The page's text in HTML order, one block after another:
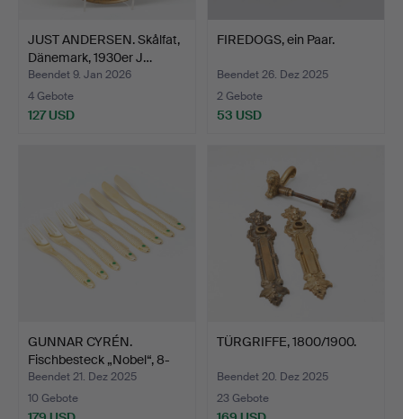
JUST ANDERSEN. Skålfat,
Dänemark, 1930er J…
Beendet 9. Jan 2026
4 Gebote
127 USD
FIREDOGS, ein Paar.
Beendet 26. Dez 2025
2 Gebote
53 USD
GUNNAR CYRÉN.
Fischbesteck „Nobel“, 8-
teil…
Beendet 21. Dez 2025
10 Gebote
TÜRGRIFFE, 1800/1900.
Beendet 20. Dez 2025
23 Gebote